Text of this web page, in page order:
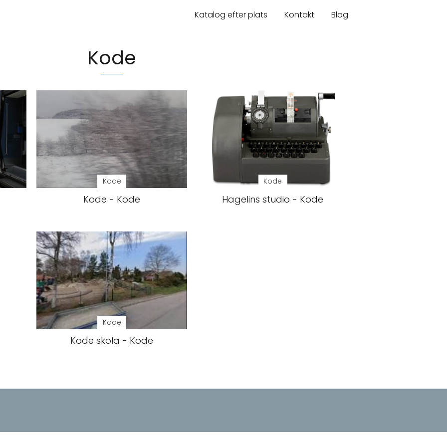
Katalog efter plats Kontakt Blog
Kode
Kode
Kode - Kode
Kode
Hagelins studio - Kode
Kode
Kode skola - Kode